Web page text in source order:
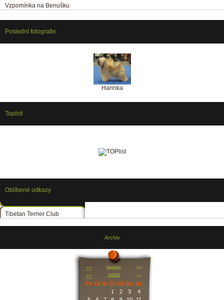
Vzpomínka na Benušku
Poslední fotografie
Harinka
Toplist
Oblíbené odkazy
Tibetan Terrier Club
Archiv
<< leden
>>
<<
2026
>>
Po Út St Čt Pá So Ne
1
2 3
4